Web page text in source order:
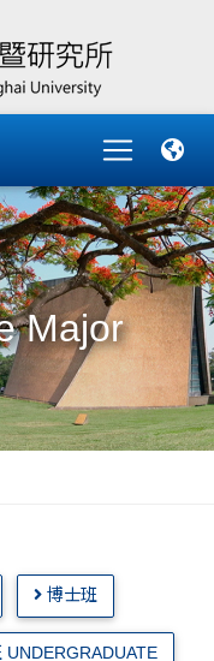
Major
博士班
UNDERGRADUATE